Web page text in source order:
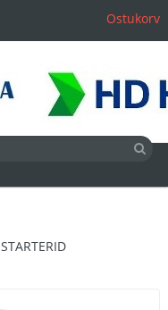
Ostukorv
STARTERID